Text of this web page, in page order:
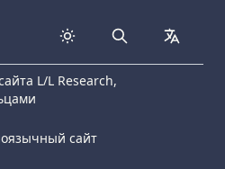
Search
L/L Research,
сайт